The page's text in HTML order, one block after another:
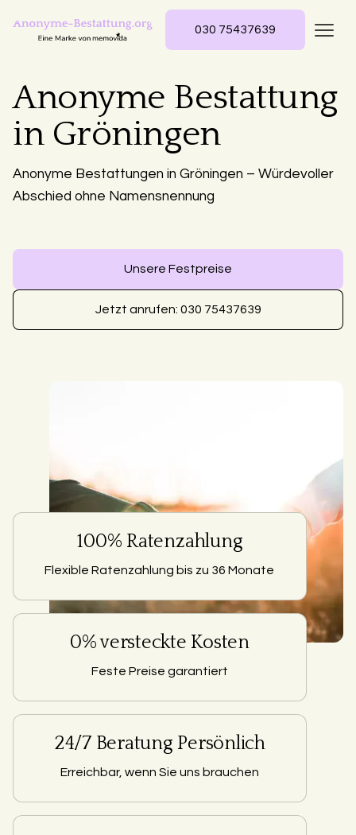
030 75437639
Anonyme Bestattung
in Gröningen
Anonyme Bestattungen in Gröningen – Würdevoller
Abschied ohne Namensnennung
Unsere Festpreise
Jetzt anrufen: 030 75437639
100% Ratenzahlung
Flexible Ratenzahlung bis zu 36 Monate
0% versteckte Kosten
Feste Preise garantiert
24/7 Beratung Persönlich
Erreichbar, wenn Sie uns brauchen